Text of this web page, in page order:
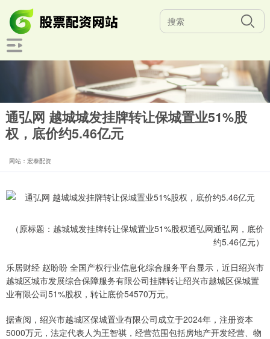
通弘网 越城城发挂牌转让保城置业51%股
权，底价约5.46亿元
网站：宏泰配资
（原标题：越城城发挂牌转让保城置业51%股权通弘网通弘网，底价
约5.46亿元）
乐居财经 赵盼盼 全国产权行业信息化综合服务平台显示，近日绍兴市
越城区城市发展综合保障服务有限公司挂牌转让绍兴市越城区保城置
业有限公司51%股权，转让底价54570万元。
据查阅，绍兴市越城区保城置业有限公司成立于2024年，注册资本
5000万元，法定代表人为王智祺，经营范围包括房地产开发经营、物